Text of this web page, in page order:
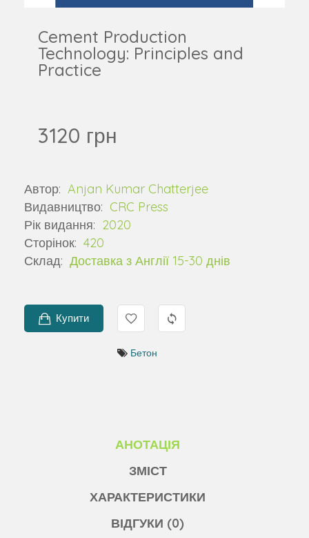
Cement Production
Technology: Principles and
Practice
3120 грн
Автор: Anjan Kumar Chatterjee
Видавництво: CRC Press
Рік видання: 2020
Сторінок: 420
Склад: Доставка з Англії 15-30 днів
Купити
Бетон
АНОТАЦІЯ
ЗМІСТ
ХАРАКТЕРИСТИКИ
ВІДГУКИ (0)